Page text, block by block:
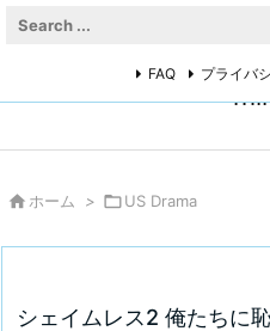
FAQ プライバ
 ホーム > US Drama
シェイムレス2 俺たちに